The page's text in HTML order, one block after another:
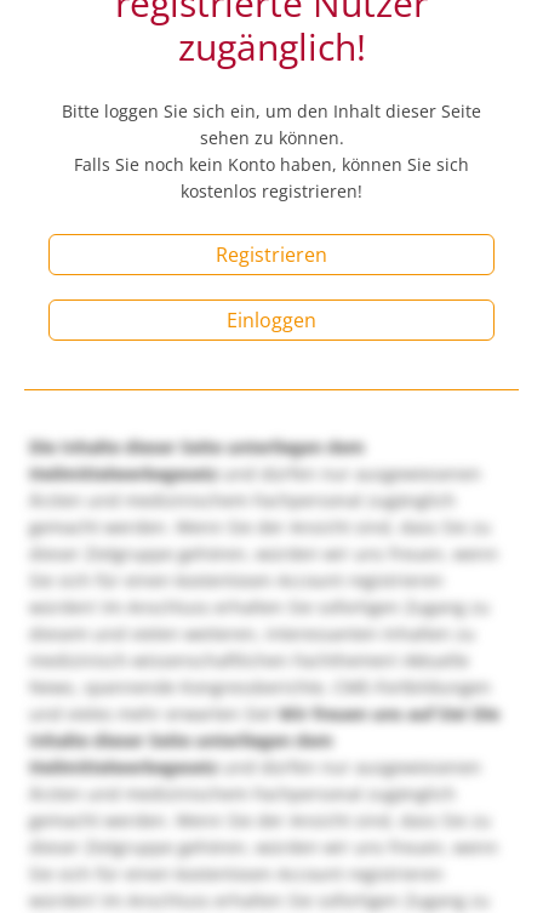
zugänglich!
Bitte loggen Sie sich ein, um den Inhalt dieser Seite
sehen zu können.
Falls Sie noch kein Konto haben, können Sie sich
kostenlos registrieren!
Registrieren
Einloggen
Die Inhalte dieser Seite unterliegen dem
Heilmittelwerbegesetzund dürfen nur ausgewiesenen
Ärzten und medizinischem Fachpersonal zugänglich
gemacht werden. Wenn Sie der Ansicht sind, dass Sie zu
dieser Zielgruppe gehören, würden wir uns freuen, wenn
Sie sich für einen kostenlosen Account registrieren
würden! Im Anschluss erhalten Sie sofortigen Zugang zu
diesem und vielen weiteren, interessanten Inhalten zu
medizinisch-wissenschaftlichen Fachthemen! Aktuelle
News, spannende Kongressberichte, CME-Fortbildungen
und vieles mehr erwarten Sie!Wir freuen uns auf Sie! Die
Inhalte dieser Seite unterliegen dem
Heilmittelwerbegesetzund dürfen nur ausgewiesenen
Ärzten und medizinischem Fachpersonal zugänglich
gemacht werden. Wenn Sie der Ansicht sind, dass Sie zu
dieser Zielgruppe gehören, würden wir uns freuen, wenn
Sie sich für einen kostenlosen Account registrieren
würden! Im Anschluss erhalten Sie sofortigen Zugang zu